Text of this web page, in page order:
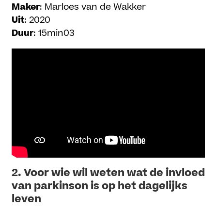
Maker: Marloes van de Wakker
Uit: 2020
Duur: 15min03
2.Voor wie wil weten wat de invloed
van parkinson is op het dagelijks
leven